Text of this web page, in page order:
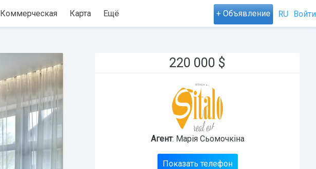
Коммерческая Карта Ещё + Объявление RU Войти
220 000 $
Агент: Марія Сьомочкіна
Показать телефон